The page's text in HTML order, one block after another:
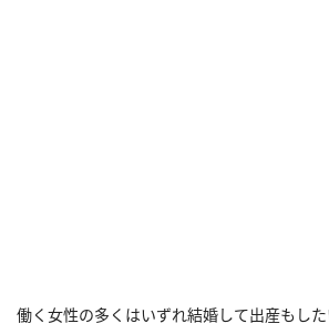
働く女性の多くはいずれ結婚して出産もし